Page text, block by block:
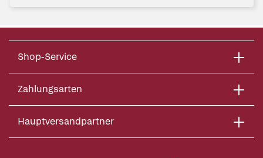
Shop-Service
Zahlungsarten
Hauptversandpartner